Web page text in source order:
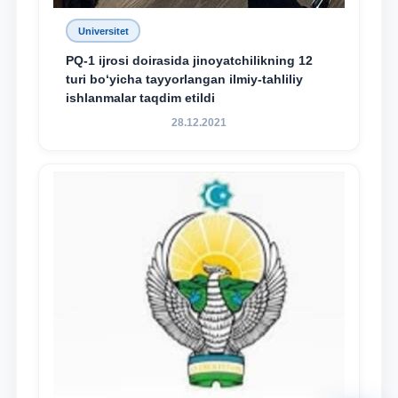
Universitet
PQ-1 ijrosi doirasida jinoyatchilikning 12
turi bo‘yicha tayyorlangan ilmiy-tahliliy
ishlanmalar taqdim etildi
28.12.2021